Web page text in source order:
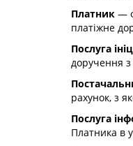
Платник —
платіжне
Послуга
доручення з
рахунок, з
Послуга
Платника в